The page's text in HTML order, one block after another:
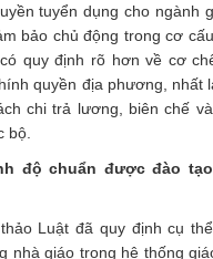
tuyển dụng cho ngành
bảo chủ động trong cơ
quy định rõ hơn về cơ
quyền địa phương, nhất
chi trả lương, biên chế
bộ.
độ chuẩn được đào
Luật đã quy định cụ
nhà giáo trong hệ thống